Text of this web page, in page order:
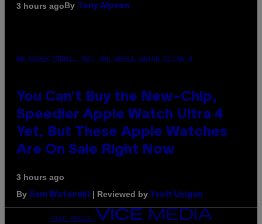
3 hours agoBy Tony Alpsen
AN OLDER MODEL, NOT THE APPLE WATCH ULTRA 4
You Can’t Buy the New-Chip,
Speedier Apple Watch Ultra 4
Yet, But These Apple Watches
Are On Sale Right Now
3 hours ago
By Sam Watanuki | Reviewed by Ysolt Usigan
VICE MEDIA